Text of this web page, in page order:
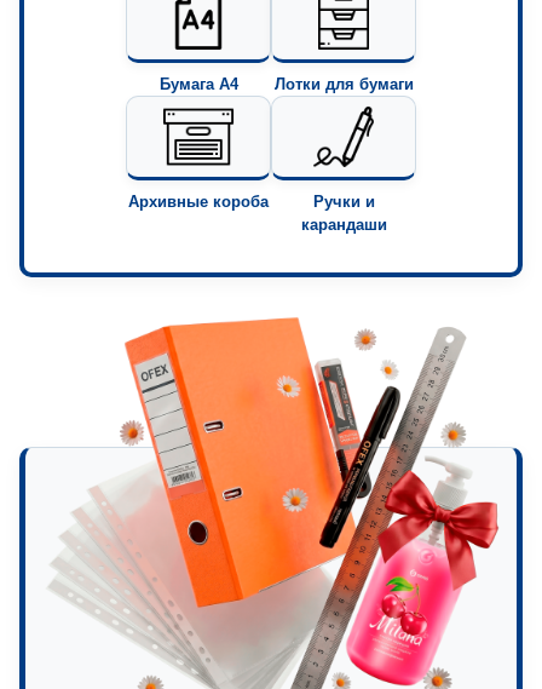
Бумага А4 Лотки для бумаги
Архивные короба
Ручки и
карандаши